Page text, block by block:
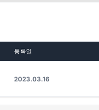
등록일
2023.03.16